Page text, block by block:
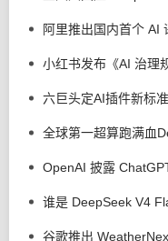
六巨头定AI插件新标